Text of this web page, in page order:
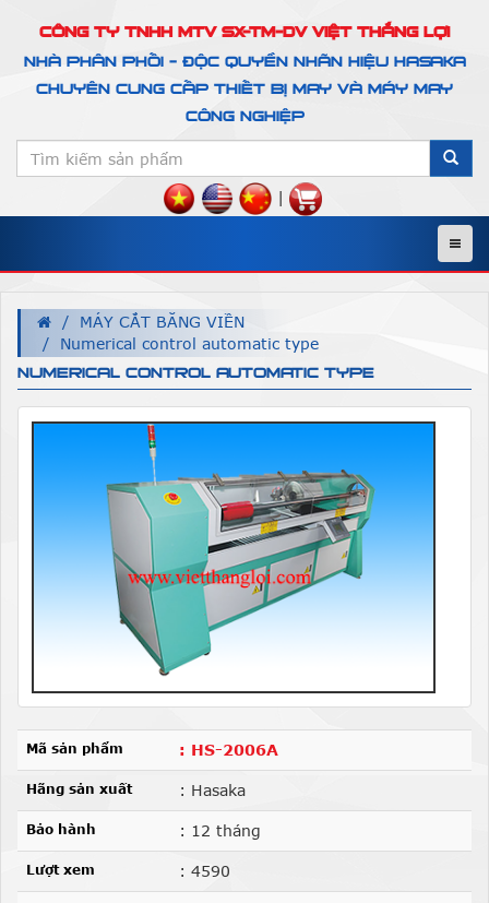
CÔNG TY TNHH MTV SX-TM-DV VIỆT THẮNG LỢI
NHÀ PHÂN PHỐI - ĐỘC QUYỀN NHÃN HIỆU HASAKA
CHUYÊN CUNG CẤP THIẾT BỊ MAY VÀ MÁY MAY
CÔNG NGHIỆP
|
Menu
MÁY CẮT BĂNG VIỀN
Numerical control automatic type
NUMERICAL CONTROL AUTOMATIC TYPE
Mã sản phẩm : HS-2006A
Hãng sản xuất : Hasaka
Bảo hành : 12 tháng
Lượt xem : 4590